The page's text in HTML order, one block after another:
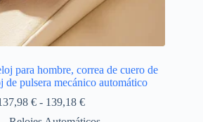
para hombre, correa de cuero de
de pulsera mecánico automático
€ - 139,18 €Rango